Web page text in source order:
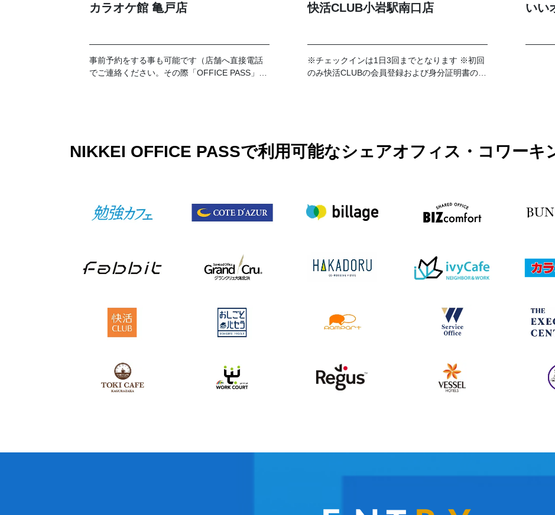
カラオケ館 亀戸店
事前予約をする事も可能です（店舗へ直接電話
でご連絡ください。その際「OFFICE PASS」事
願い致します。
快活CLUB小岩駅南口店
※チェックインは1日3回までとなります ※初回
のみ快活CLUBの会員登録および身分証明書の提
いい
NIKKEI OFFICE PASSで利用可能なシェアオフィス・コワーキ